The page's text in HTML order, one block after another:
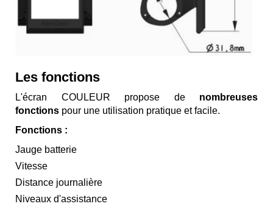
Les fonctions
L'écran COULEUR propose de
nombreuses
fonctions pour une utilisation pratique et facile.
Fonctions :
Jauge batterie
Vitesse
Distance journalière
Niveaux d'assistance